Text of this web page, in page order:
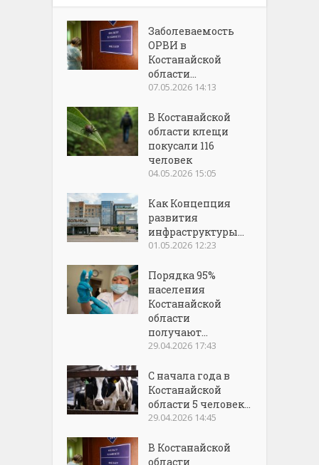
Заболеваемость
ОРВИ в
Костанайской
области...
07.05.2026 14:13
В Костанайской
области клещи
покусали 116
человек
04.05.2026 15:05
Как Концепция
развития
инфраструктуры...
01.05.2026 12:23
Порядка 95%
населения
Костанайской
области
получают...
29.04.2026 17:43
С начала года в
Костанайской
области 5 человек...
29.04.2026 14:45
В Костанайской
области